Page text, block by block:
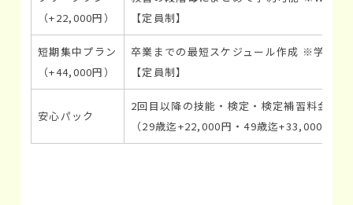
（+22,000円）
【定員制】
短期集中プラン
（+44,000円）
卒業までの最短スケジュール作成 ※学科試
【定員制】
安心パック
2回目以降の技能・検定・検定補習料金一
（29歳迄+22,000円・49歳迄+33,000円）